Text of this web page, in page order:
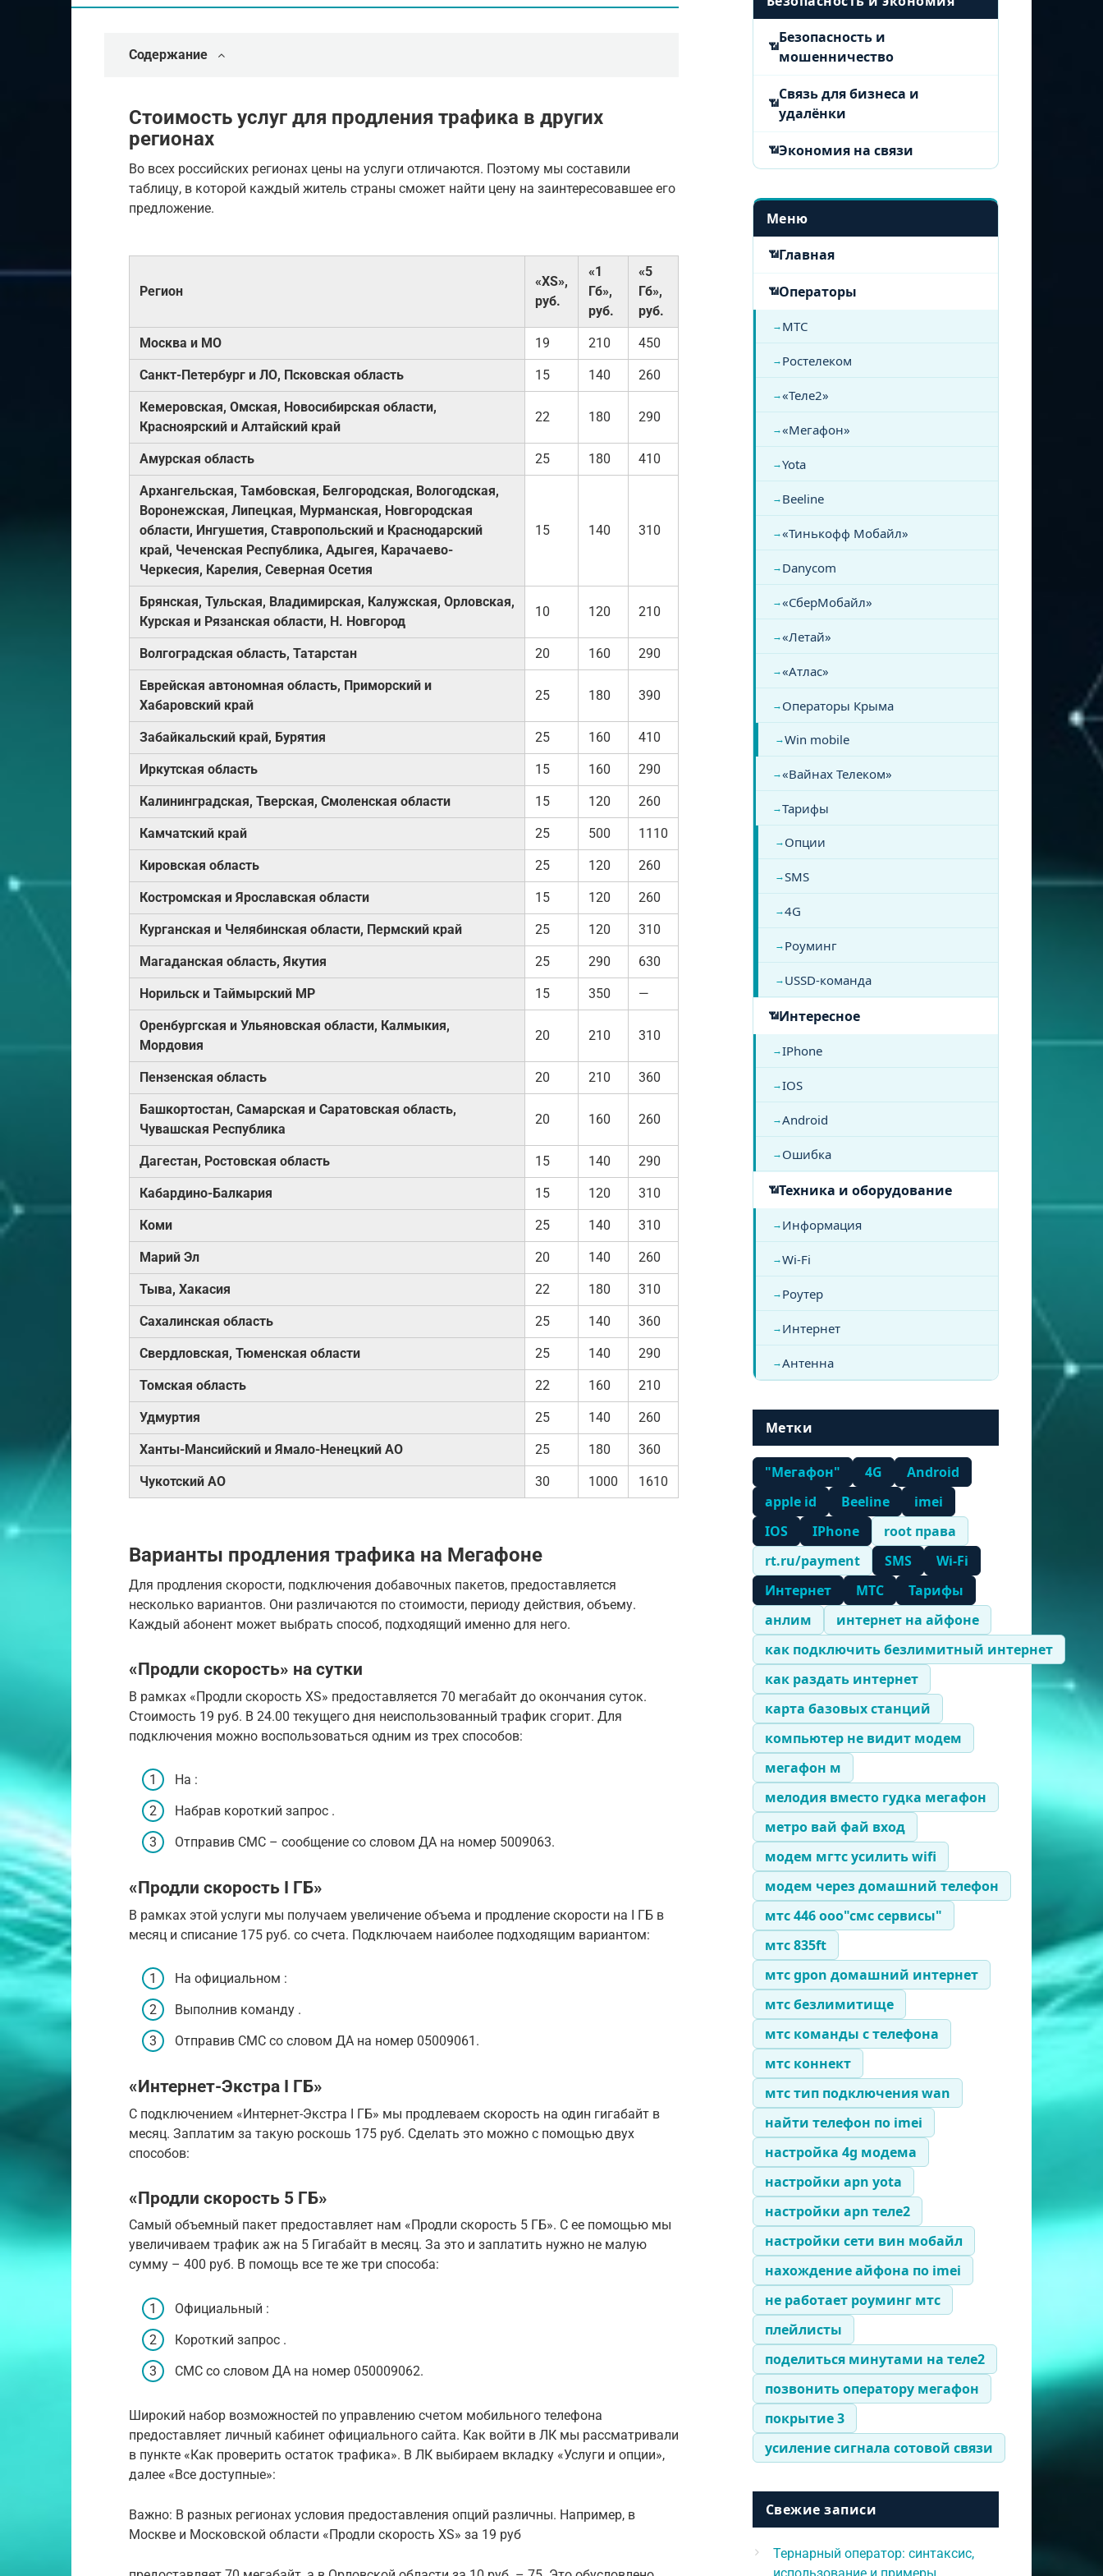
Содержание
Стоимость услуг для продления трафика в других
регионах
Во всех российских регионах цены на услуги отличаются. Поэтому мы составили
таблицу, в которой каждый житель страны сможет найти цену на заинтересовавшее его
предложение.
Регион
«XS»,
руб.
«1
Гб»,
руб.
«5
Гб»,
руб.
Москва и МО 19 210 450
Санкт-Петербург и ЛО, Псковская область 15 140 260
Кемеровская, Омская, Новосибирская области,
Красноярский и Алтайский край
22 180 290
Амурская область 25 180 410
Архангельская, Тамбовская, Белгородская, Вологодская,
Воронежская, Липецкая, Мурманская, Новгородская
области, Ингушетия, Ставропольский и Краснодарский
край, Чеченская Республика, Адыгея, Карачаево-
Черкесия, Карелия, Северная Осетия
15 140 310
Брянская, Тульская, Владимирская, Калужская, Орловская,
Курская и Рязанская области, Н. Новгород
10 120 210
Волгоградская область, Татарстан 20 160 290
Еврейская автономная область, Приморский и
Хабаровский край
25 180 390
Забайкальский край, Бурятия 25 160 410
Иркутская область 15 160 290
Калининградская, Тверская, Смоленская области 15 120 260
Камчатский край 25 500 1110
Кировская область 25 120 260
Костромская и Ярославская области 15 120 260
Курганская и Челябинская области, Пермский край 25 120 310
Магаданская область, Якутия 25 290 630
Норильск и Таймырский МР 15 350 —
Оренбургская и Ульяновская области, Калмыкия,
Мордовия
20 210 310
Пензенская область 20 210 360
Башкортостан, Самарская и Саратовская область,
Чувашская Республика
20 160 260
Дагестан, Ростовская область 15 140 290
Кабардино-Балкария 15 120 310
Коми 25 140 310
Марий Эл 20 140 260
Тыва, Хакасия 22 180 310
Сахалинская область 25 140 360
Свердловская, Тюменская области 25 140 290
Томская область 22 160 210
Удмуртия 25 140 260
Ханты-Мансийский и Ямало-Ненецкий АО 25 180 360
Чукотский АО 30 1000 1610
Варианты продления трафика на Мегафоне
Для продления скорости, подключения добавочных пакетов, предоставляется
несколько вариантов. Они различаются по стоимости, периоду действия, объему.
Каждый абонент может выбрать способ, подходящий именно для него.
«Продли скорость» на сутки
В рамках «Продли скорость XS» предоставляется 70 мегабайт до окончания суток.
Стоимость 19 руб. В 24.00 текущего дня неиспользованный трафик сгорит. Для
подключения можно воспользоваться одним из трех способов:
На :
Набрав короткий запрос .
Отправив СМС – сообщение со словом ДА на номер 5009063.
«Продли скорость I ГБ»
В рамках этой услуги мы получаем увеличение объема и продление скорости на I ГБ в
месяц и списание 175 руб. со счета. Подключаем наиболее подходящим вариантом:
На официальном :
Выполнив команду .
Отправив СМС со словом ДА на номер 05009061.
«Интернет-Экстра I ГБ»
С подключением «Интернет-Экстра I ГБ» мы продлеваем скорость на один гигабайт в
месяц. Заплатим за такую роскошь 175 руб. Сделать это можно с помощью двух
способов:
«Продли скорость 5 ГБ»
Самый объемный пакет предоставляет нам «Продли скорость 5 ГБ». С ее помощью мы
увеличиваем трафик аж на 5 Гигабайт в месяц. За это и заплатить нужно не малую
сумму – 400 руб. В помощь все те же три способа:
Официальный :
Короткий запрос .
СМС со словом ДА на номер 050009062.
Широкий набор возможностей по управлению счетом мобильного телефона
предоставляет личный кабинет официального сайта. Как войти в ЛК мы рассматривали
в пункте «Как проверить остаток трафика». В ЛК выбираем вкладку «Услуги и опции»,
далее «Все доступные»:
Важно: В разных регионах условия предоставления опций различны. Например, в
Москве и Московской области «Продли скорость XS» за 19 руб
Безопасность и
мошенничество
Связь для бизнеса и
удалёнки
Экономия на связи
Меню
Главная
Операторы
МТС
Ростелеком
«Теле2»
«Мегафон»
Yota
Beeline
«Тинькофф Мобайл»
Danycom
«СберМобайл»
«Летай»
«Атлас»
Операторы Крыма
Win mobile
«Вайнах Телеком»
Тарифы
Опции
SMS
4G
Роуминг
USSD-команда
Интересное
IPhone
IOS
Android
Ошибка
Техника и оборудование
Информация
Wi-Fi
Роутер
Интернет
Антенна
Метки
"Мегафон" 4G
Android
apple id
Beeline
imei
IOS
IPhone
root права
rt.ru/payment
SMS
Wi-Fi
Интернет
МТС
Тарифы
анлим
интернет на айфоне
как подключить безлимитный интернет
как раздать интернет
карта базовых станций
компьютер не видит модем
мегафон м
мелодия вместо гудка мегафон
метро вай фай вход
модем мгтс усилить wifi
модем через домашний телефон
мтс 446 ооо"смс сервисы"
мтс 835ft
мтс gpon домашний интернет
мтс безлимитище
мтс команды с телефона
мтс коннект
мтс тип подключения wan
найти телефон по imei
настройка 4g модема
настройки apn yota
настройки apn теле2
настройки сети вин мобайл
нахождение айфона по imei
не работает роуминг мтс
плейлисты
поделиться минутами на теле2
позвонить оператору мегафон
покрытие 3
усиление сигнала сотовой связи
Свежие записи
Тернарный оператор: синтаксис,